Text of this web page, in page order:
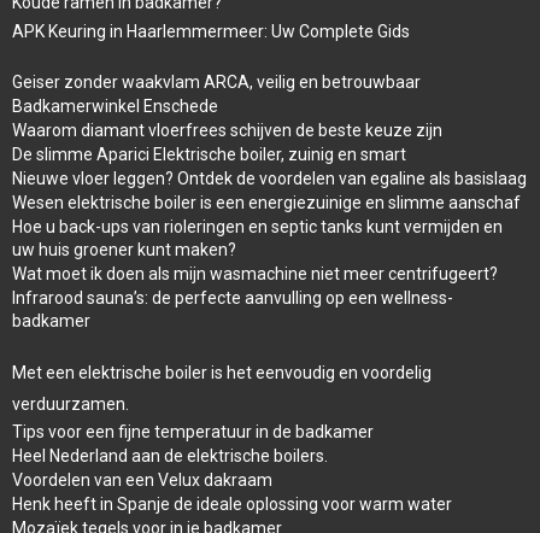
APK Keuring in Haarlemmermeer: Uw Complete Gids
Geiser zonder waakvlam ARCA, veilig en betrouwbaar
Badkamerwinkel Enschede
Waarom diamant vloerfrees schijven de beste keuze zijn
De slimme Aparici Elektrische boiler, zuinig en smart
Nieuwe vloer leggen? Ontdek de voordelen van egaline als basislaag
Wesen elektrische boiler is een energiezuinige en slimme aanschaf
Hoe u back-ups van rioleringen en septic tanks kunt vermijden en
uw huis groener kunt maken?
Wat moet ik doen als mijn wasmachine niet meer centrifugeert?
Infrarood sauna’s: de perfecte aanvulling op een wellness-
badkamer
Met een elektrische boiler is het eenvoudig en voordelig
verduurzamen.
Tips voor een fijne temperatuur in de badkamer
Heel Nederland aan de elektrische boilers.
Voordelen van een Velux dakraam
Henk heeft in Spanje de ideale oplossing voor warm water
Mozaïek tegels voor in je badkamer